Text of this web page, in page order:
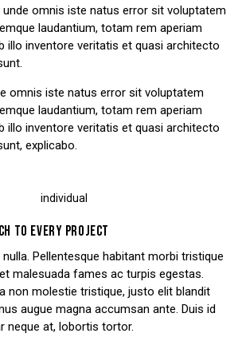
unde omnis iste natus error sit voluptatem
laudantium, totam rem aperiam
illo inventore veritatis et quasi architecto
omnis iste natus error sit voluptatem
laudantium, totam rem aperiam
illo inventore veritatis et quasi architecto
explicabo.
individual
TO EVERY PROJECT
Pellentesque habitant morbi tristique
malesuada fames ac turpis egestas.
non molestie tristique, justo elit blandit
augue magna accumsan ante. Duis id
neque at, lobortis tortor.